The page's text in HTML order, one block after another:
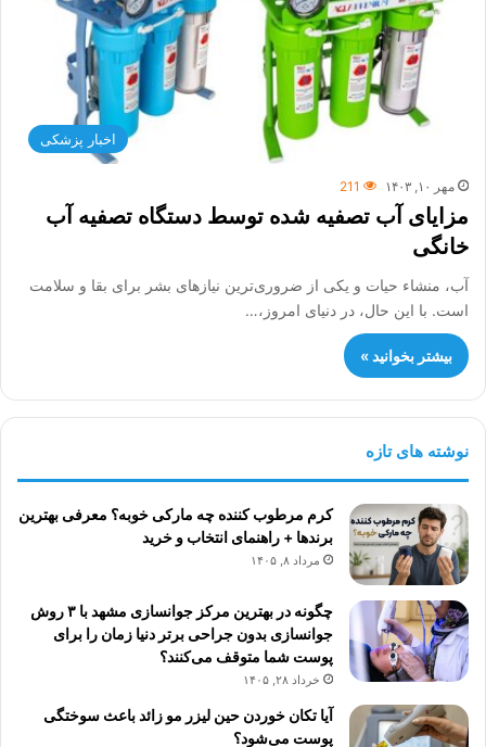
اخبار پزشکی
مهر ۱۰, ۱۴۰۳ 211
مزایای آب تصفیه شده توسط دستگاه تصفیه آب
خانگی
آب، منشاء حیات و یکی از ضروری‌ترین نیازهای بشر برای بقا و سلامت
است. با این حال، در دنیای امروز،…
بیشتر بخوانید »
نوشته های تازه
کرم مرطوب کننده چه مارکی خوبه؟ معرفی بهترین
برندها + راهنمای انتخاب و خرید
مرداد ۸, ۱۴۰۵
چگونه در بهترین مرکز جوانسازی مشهد با ۳ روش
جوانسازی بدون جراحی برتر دنیا زمان را برای
پوست شما متوقف می‌کنند؟
خرداد ۲۸, ۱۴۰۵
آیا تکان خوردن حین لیزر مو زائد باعث سوختگی
پوست می‌شود؟